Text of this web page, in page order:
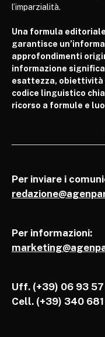
l’imparzialità.
Una formula
garantisce
approfondimenti
informazione
esattezza, obiettività
codice linguistico
ricorso a formule e
Per inviare i
Per informazioni:
Uff. (+39) 06 93
Cell. (+39) 340